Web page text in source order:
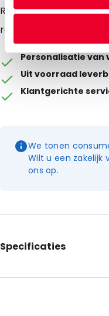
Personalisatie
Uit voorraad
Klantgerichte
We tonen
Wilt u een
ons op.
Specificaties
Internal Length: 180